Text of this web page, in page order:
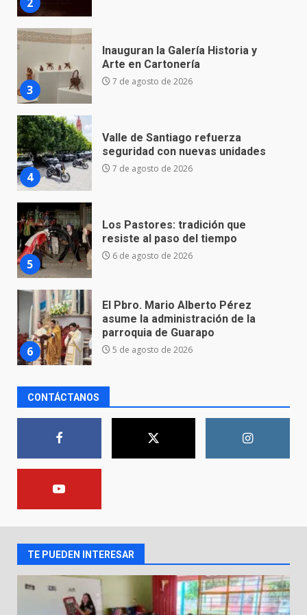
3
4
Valle de Santiago refuerza
seguridad con nuevas unidades
7 de agosto de 2026
5
Los Pastores: tradición que
resiste al paso del tiempo
6 de agosto de 2026
6
El Pbro. Mario Alberto Pérez
asume la administración de la
parroquia de Guarapo
5 de agosto de 2026
7
FORTALECE LA SEGURIDAD Y LA
LEGALIDAD CON LA
TRANSFERENCIA DE ARMAS DE
FUEGO A LA SECRETARÍA DE LA
8 de agosto de 2026
2
Inauguran la Galería Historia y
Arte en Cartonería
7 de agosto de 2026
CONTÁCTANOS
TE PUEDEN INTERESAR